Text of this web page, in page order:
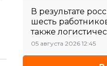
В результате
шесть
также
05 августа 2026 12:45